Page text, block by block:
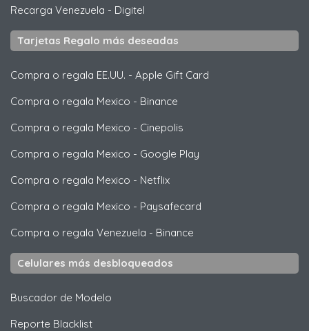
Recarga Venezuela - Digitel
Tarjetas Regalo más deseadas
Compra o regala EE.UU. - Apple Gift Card
Compra o regala Mexico - Binance
Compra o regala Mexico - Cinepolis
Compra o regala Mexico - Google Play
Compra o regala Mexico - Netflix
Compra o regala Mexico - Paysafecard
Compra o regala Venezuela - Binance
Celulares más desbloqueados
Buscador de Modelo
Reporte Blacklist